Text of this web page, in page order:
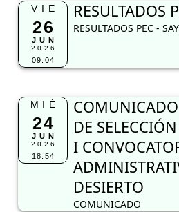
VIE
26
JUN
2026
09:04
RESULTADOS
RESULTADOS PEC -
MIÉ
24
JUN
2026
18:54
DE
I
DESIERTO
COMUNICADO